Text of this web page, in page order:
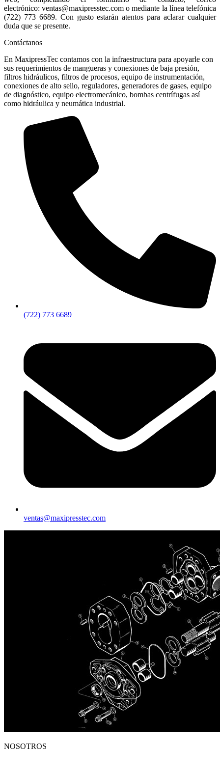
electrónico: ventas@maxipresstec.com o mediante la línea telefónica
(722) 773 6689. Con gusto estarán atentos para aclarar cualquier
duda que se presente.
Contáctanos
En MaxipressTec contamos con la infraestructura para apoyarle con
sus requerimientos de mangueras y conexiones de baja presión,
filtros hidráulicos, filtros de procesos, equipo de instrumentación,
conexiones de alto sello, reguladores, generadores de gases, equipo
de diagnóstico, equipo electromecánico, bombas centrífugas así
como hidráulica y neumática industrial.
(722) 773 6689
ventas@maxipresstec.com
NOSOTROS